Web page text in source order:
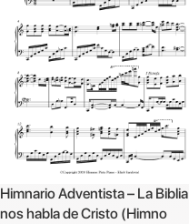
Himnario Adventista – La Biblia
nos habla de Cristo (Himno